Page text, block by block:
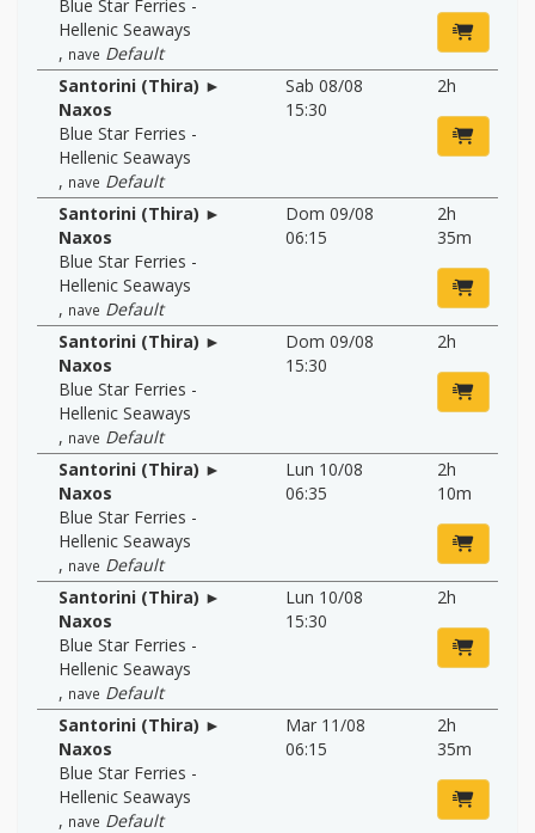
Blue Star Ferries -
Hellenic Seaways
, nave Default
Santorini (Thira) ►
Naxos
Blue Star Ferries -
Hellenic Seaways
, nave Default
Sab 08/08
15:30
2h
Santorini (Thira) ►
Naxos
Blue Star Ferries -
Hellenic Seaways
, nave Default
Dom 09/08
06:15
2h
35m
Santorini (Thira) ►
Naxos
Blue Star Ferries -
Hellenic Seaways
, nave Default
Dom 09/08
15:30
2h
Santorini (Thira) ►
Naxos
Blue Star Ferries -
Hellenic Seaways
, nave Default
Lun 10/08
06:35
2h
10m
Santorini (Thira) ►
Naxos
Blue Star Ferries -
Hellenic Seaways
, nave Default
Lun 10/08
15:30
2h
Santorini (Thira) ►
Naxos
Blue Star Ferries -
Hellenic Seaways
, nave Default
Mar 11/08
06:15
2h
35m